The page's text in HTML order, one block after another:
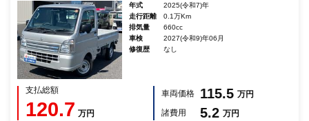
年式
2025(令和7)年
走行距離
0.1万Km
排気量
660cc
車検
2027(令和9)年06月
修復歴
なし
支払総額
120.7 万円
車両価格 115.5 万円
諸費用
5.2 万円